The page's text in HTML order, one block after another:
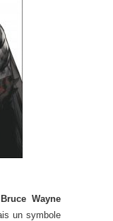
Bruce Wayne
un symbole